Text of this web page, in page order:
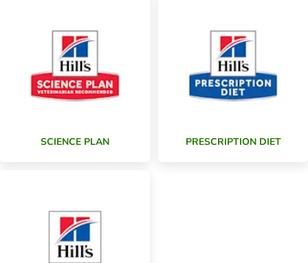
SCIENCE PLAN PRESCRIPTION DIET